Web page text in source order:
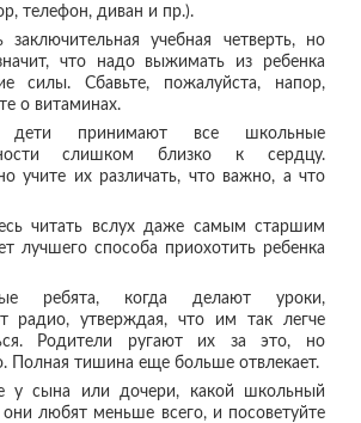
телефон, диван и пр.).
заключительная учебная четверть, но
что надо выжимать из ребенка
силы. Сбавьте, пожалуйста, напор,
о витаминах.
дети принимают все школьные
слишком близко к сердцу.
учите их различать, что важно, а что
читать вслух даже самым старшим
лучшего способа приохотить ребенка
ребята, когда делают уроки,
радио, утверждая, что им так легче
Родители ругают их за это, но
Полная тишина еще больше отвлекает.
у сына или дочери, какой школьный
любят меньше всего, и посоветуйте